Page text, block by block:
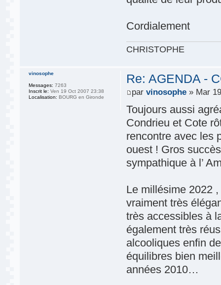
Cordialement
CHRISTOPHE
Re: AGENDA -
parvinosophe » Mar
Toujours aussi
Condrieu et Cote
rencontre avec les
ouest ! Gros
sympathique à l’
Le millésime 2022
vraiment très
très accessibles à
également très
alcooliques enfin
équilibres bien
années 2010…
vinosophe
Messages: 7263
Inscrit le: Ven 19 Oct 2007 23:38
Localisation: BOURG en Gironde